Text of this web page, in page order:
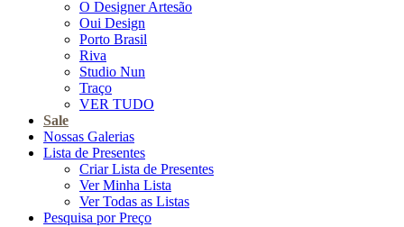
O Designer Artesão
Oui Design
Porto Brasil
Riva
Studio Nun
Traço
VER TUDO
Sale
Nossas Galerias
Lista de Presentes
Criar Lista de Presentes
Ver Minha Lista
Ver Todas as Listas
Pesquisa por Preço